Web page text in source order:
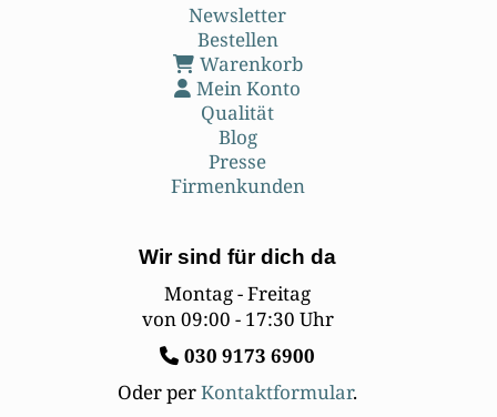
Newsletter
Bestellen
Warenkorb
Mein Konto
Qualität
Blog
Presse
Firmenkunden
Wir sind für dich da
Montag - Freitag
von 09:00 - 17:30 Uhr
030 9173 6900
Oder perKontaktformular.